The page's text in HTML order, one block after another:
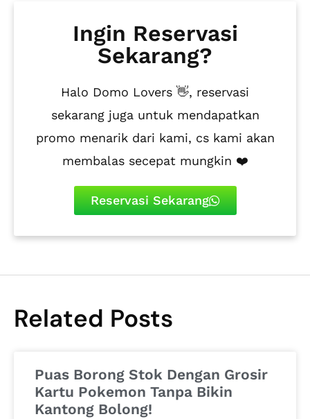
Ingin Reservasi
Sekarang?
Halo Domo Lovers 👋, reservasi
sekarang juga untuk mendapatkan
promo menarik dari kami, cs kami akan
membalas secepat mungkin ❤️
Reservasi Sekarang
Related Posts
Puas Borong Stok Dengan Grosir
Kartu Pokemon Tanpa Bikin
Kantong Bolong!